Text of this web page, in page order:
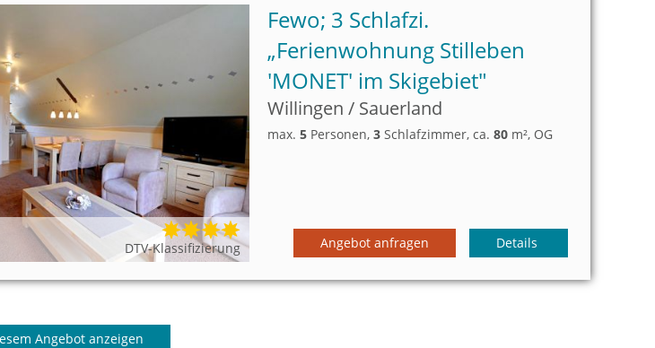
DTV-Klassifizierung
Fewo; 3 Schlafzi.
„Ferienwohnung Stilleben
'MONET' im Skigebiet"
Willingen / Sauerland
max. 5 Personen, 3 Schlafzimmer, ca. 80 m², OG
Details
Angebot anfragen
Angebot anzeigen